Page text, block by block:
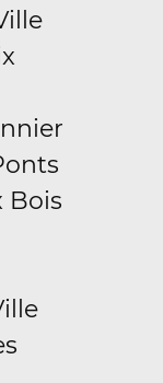
Bois